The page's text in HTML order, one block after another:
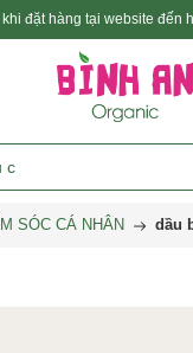
khi đặt hàng tại website đến
SÓC CÁ NHÂN dầu